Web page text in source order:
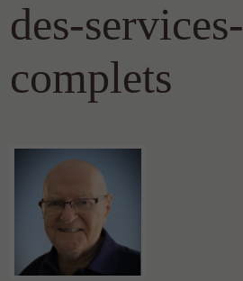
des-services-
complets